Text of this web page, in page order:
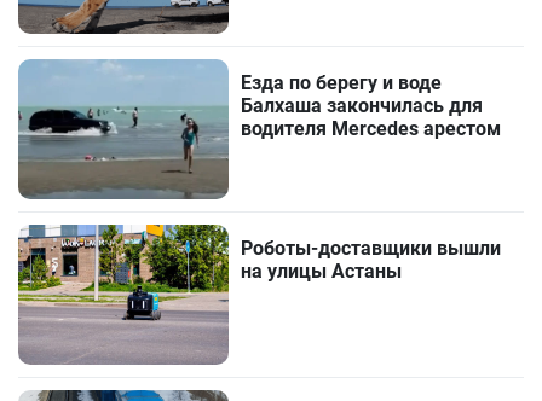
Езда по берегу и воде
Балхаша закончилась для
водителя Mercedes арестом
Роботы-доставщики вышли
на улицы Астаны